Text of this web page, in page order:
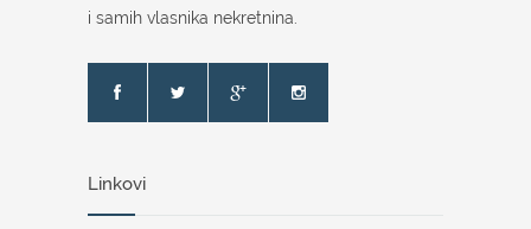
i samih vlasnika nekretnina.
Linkovi